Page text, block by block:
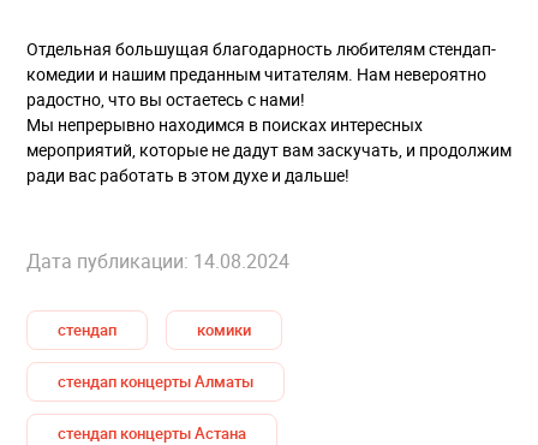
Отдельная большущая благодарность любителям стендап-
комедии и нашим преданным читателям. Нам невероятно
радостно, что вы остаетесь с нами!
Мы непрерывно находимся в поисках интересных
мероприятий, которые не дадут вам заскучать, и продолжим
ради вас работать в этом духе и дальше!
Дата публикации: 14.08.2024
стендап комики
стендап концерты Алматы
стендап концерты Астана